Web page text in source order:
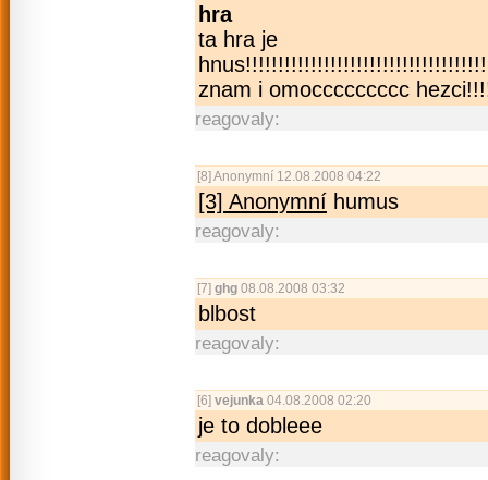
hra
ta hra je
znam i omoccccccccc
reagovaly:
[8] Anonymní 12.08.2008 04:22
[3] Anonymní humus
reagovaly:
[7] ghg 08.08.2008 03:32
blbost
reagovaly:
[6] vejunka 04.08.2008 02:20
je to dobleee
reagovaly: